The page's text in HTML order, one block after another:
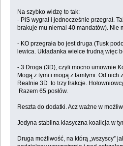
Na szybko widzę to tak:
- PiS wygrał i jednocześnie przegrał.
brakuje mu niemal 40 mandatów). Nie
- KO przegrała bo jest druga (Tusk
lewica. Układanka wielce trudną więc
- 3 Droga (3D), czyli mocno umownie
Mogą z tymi i mogą z tamtymi. Od nich
Realnie 3D to trzy frakcje.
Razem 65 posłów.
Reszta do dodatki. Acz ważne w
Jedyna stabilna klasyczna koalicja w
Druga możliwość, na którą „wszyscy”